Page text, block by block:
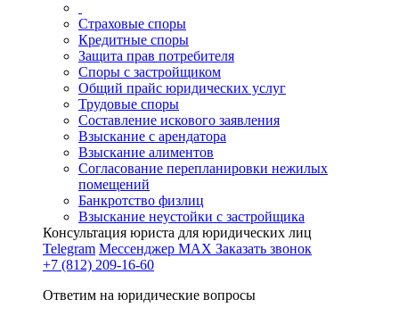
Страховые споры
Кредитные споры
Защита прав потребителя
Споры с застройщиком
Общий прайс юридических услуг
Трудовые споры
Составление искового заявления
Взыскание с арендатора
Взыскание алиментов
Cогласование перепланировки нежилых
помещений
Банкротство физлиц
Взыскание неустойки с застройщика
Консультация юриста для юридических лиц
Telegram Мессенджер MAX Заказать звонок
+7 (812) 209-16-60
Ответим на юридические вопросы